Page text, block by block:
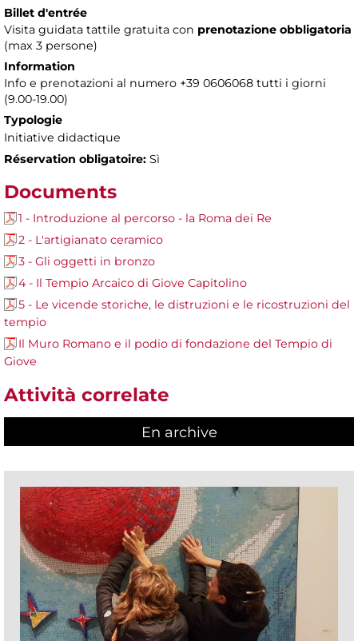
Billet d'entrée
Visita guidata tattile gratuita con prenotazione obbligatoria
(max 3 persone)
Information
Info e prenotazioni al numero +39 0606068 tutti i giorni
(9.00-19.00)
Typologie
Initiative didactique
Réservation obligatoire: Sì
Documents
1 - Introduzione al percorso - la Roma dei Re
2 - L'artigianato ceramico
3 - Gli oggetti in bronzo
4 - Il Tempio Arcaico di Giove Capitolino
5 - Le vicende storiche, le distruzioni e le ricostruzioni del
tempio
Il Muro Romano e il podio di fondazione del Tempio di
Giove
Attività correlate
En archive